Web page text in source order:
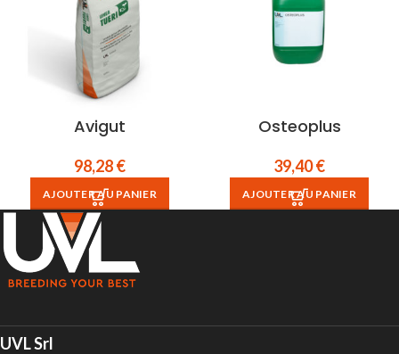
Avigut
98,28€
AJOUTER AU PANIER
Osteoplus
39,40€
AJOUTER AU PANIER
UVL Srl